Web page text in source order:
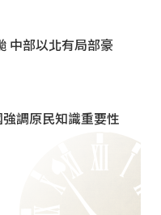
中部以北有局部豪
調原民知識重要性